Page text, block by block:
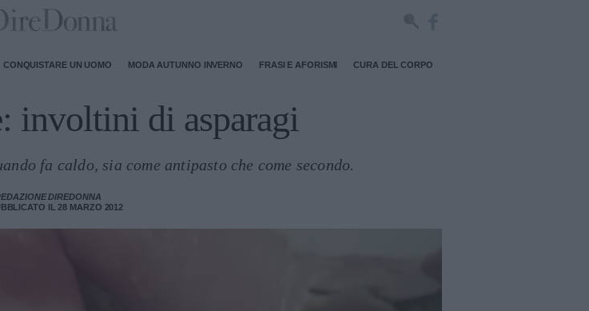
CONQUISTARE UN UOMO MODA AUTUNNO INVERNO FRASI E AFORISMI CURA DEL CORPO
involtini di asparagi
fa caldo, sia come antipasto che come secondo.
DIREDONNA
IL 28 MARZO 2012